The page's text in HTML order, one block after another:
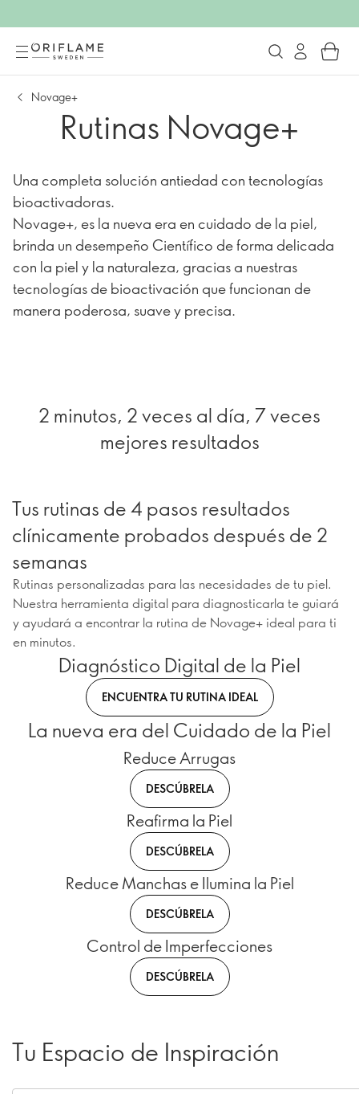
Novage+
Rutinas Novage+
Una completa solución antiedad con tecnologías
bioactivadoras.
Novage+, es la nueva era en cuidado de la piel,
brinda un desempeño Científico de forma delicada
con la piel y la naturaleza, gracias a nuestras
tecnologías de bioactivación que funcionan de
manera poderosa, suave y precisa.
2 minutos, 2 veces al día, 7 veces
mejores resultados
Tus rutinas de 4 pasos resultados
clínicamente probados después de 2
semanas
Rutinas personalizadas para las necesidades de tu piel.
Nuestra herramienta digital para diagnosticarla te guiará
y ayudará a encontrar la rutina de Novage+ ideal para ti
en minutos.
Diagnóstico Digital de la Piel
ENCUENTRA TU RUTINA IDEAL
La nueva era del Cuidado de la Piel
Reduce Arrugas
DESCÚBRELA
Reafirma la Piel
DESCÚBRELA
Reduce Manchas e Ilumina la Piel
DESCÚBRELA
Control de Imperfecciones
DESCÚBRELA
Tu Espacio de Inspiración